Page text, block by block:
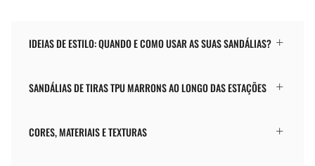
IDEIAS DE ESTILO: QUANDO E COMO USAR AS SUAS SANDÁLIAS?
SANDÁLIAS DE TIRAS TPU MARRONS AO LONGO DAS ESTAÇÕES
CORES, MATERIAIS E TEXTURAS